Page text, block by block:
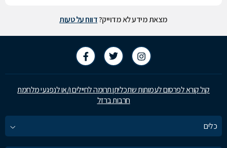
מצאת מידע לא מדוייק?דווח על טעות
קול קורא לפרסום לעמותות שתכליתן תרומה לחיילים ו/או לנפגעי מלחמת
חרבות ברזל
כלים